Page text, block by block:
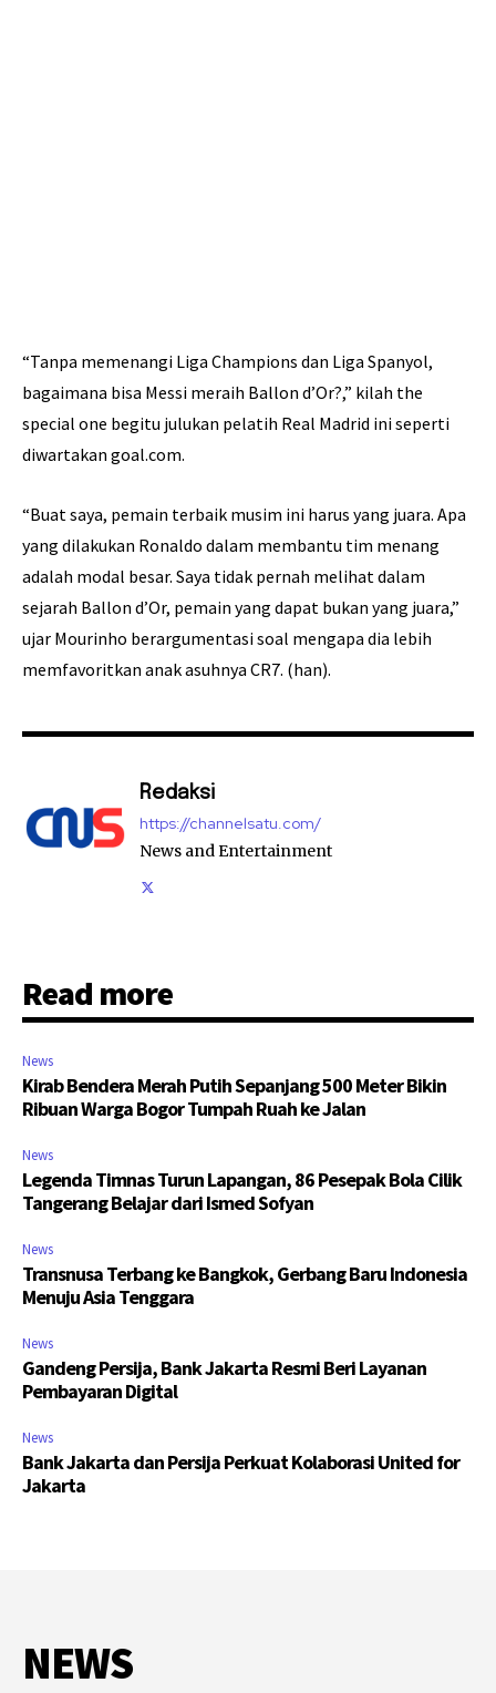
“Tanpa memenangi Liga Champions dan Liga Spanyol,
bagaimana bisa Messi meraih Ballon d’Or?,” kilah the
special one begitu julukan pelatih Real Madrid ini seperti
diwartakan goal.com.
“Buat saya, pemain terbaik musim ini harus yang juara. Apa
yang dilakukan Ronaldo dalam membantu tim menang
adalah modal besar. Saya tidak pernah melihat dalam
sejarah Ballon d’Or, pemain yang dapat bukan yang juara,”
ujar Mourinho berargumentasi soal mengapa dia lebih
memfavoritkan anak asuhnya CR7. (han).
Redaksi
https://channelsatu.com/
News and Entertainment
Read more
News
Kirab Bendera Merah Putih Sepanjang 500 Meter Bikin
Ribuan Warga Bogor Tumpah Ruah ke Jalan
News
Legenda Timnas Turun Lapangan, 86 Pesepak Bola Cilik
Tangerang Belajar dari Ismed Sofyan
News
Transnusa Terbang ke Bangkok, Gerbang Baru Indonesia
Menuju Asia Tenggara
News
Gandeng Persija, Bank Jakarta Resmi Beri Layanan
Pembayaran Digital
News
Bank Jakarta dan Persija Perkuat Kolaborasi United for
Jakarta
NEWS